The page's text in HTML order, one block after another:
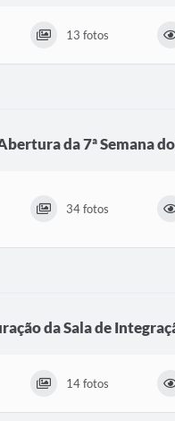
13 fotos
da 7ª Semana
34 fotos
da Sala de
14 fotos